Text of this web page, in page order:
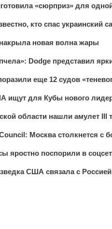
«сюрприз» для
кто спас украинский
новая волна жары
Dodge представил
еще 12 судов
ищут для Кубы нового
области нашли амулет III
Москва столкнется с
яростно поспорили в
США связала с